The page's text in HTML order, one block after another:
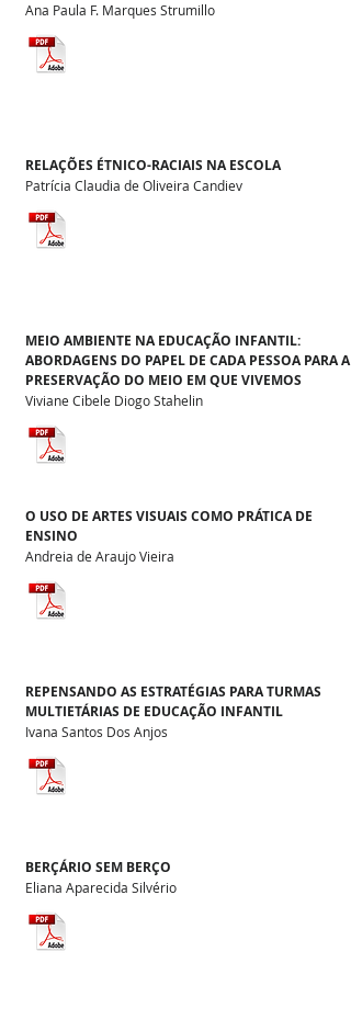
Ana Paula F. Marques Strumillo
Patrícia Claudia de Oliveira Candiev
RELAÇÕES ÉTNICO-RACIAIS NA ESCOLA
Viviane Cibele Diogo Stahelin
MEIO AMBIENTE NA EDUCAÇÃO INFANTIL:
ABORDAGENS DO PAPEL DE CADA PESSOA PARA A
PRESERVAÇÃO DO MEIO EM QUE VIVEMOS
Andreia de Araujo Vieira
O USO DE ARTES VISUAIS COMO PRÁTICA DE
ENSINO
Ivana Santos Dos Anjos
REPENSANDO AS ESTRATÉGIAS PARA TURMAS
MULTIETÁRIAS DE EDUCAÇÃO INFANTIL
Eliana Aparecida Silvério
BERÇÁRIO SEM BERÇO